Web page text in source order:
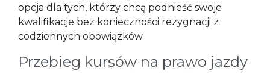
opcja dla tych, którzy chcą podnieść swoje
kwalifikacje bez konieczności rezygnacji z
codziennych obowiązków.
Przebieg kursów na prawo jazdy